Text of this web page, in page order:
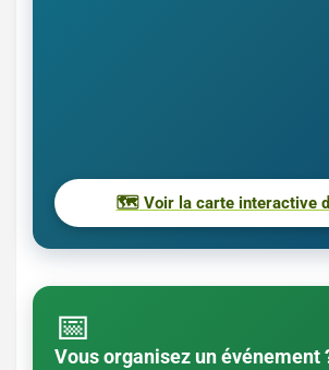
🗺️Voir la carte interactive
📅
Vous organisez un événement